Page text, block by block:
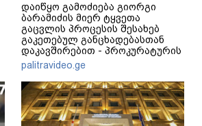
დაიწყო გამოძიება გიორგი
ბარამიძის მიერ ტყვეთა
გაცვლის პროცესის შესახებ
გაკეთებულ განცხადებასთან
დაკავშირებით - პროკურატურის
განცხადება
palitravideo.ge